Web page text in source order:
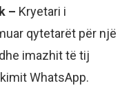
– Kryetari i
qytetarët për një
imazhit të tij
WhatsApp.